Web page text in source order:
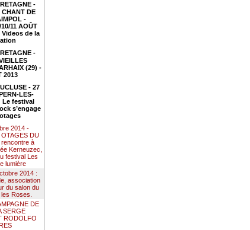
-
CHANT DE
-
11 AOÛT
Videos de la
-
(29) -
2013
- 27
LES-
Le festival
s’engage
2014 -
DU
à
Kerneuzec,
festival Les
lumière
2014 :
association
du salon du
Roses.
DE
SERGE
RODOLFO